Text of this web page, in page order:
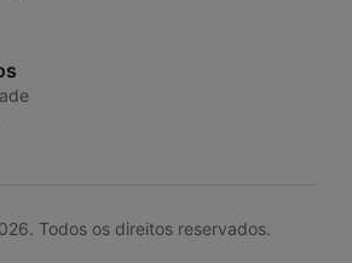
Todos os direitos reservados.